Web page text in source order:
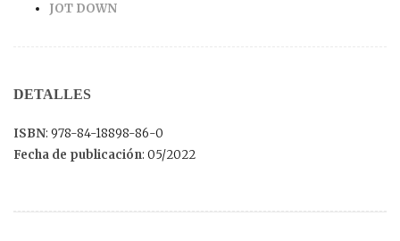
JOT DOWN
DETALLES
ISBN: 978-84-18898-86-0
Fecha de publicación: 05/2022